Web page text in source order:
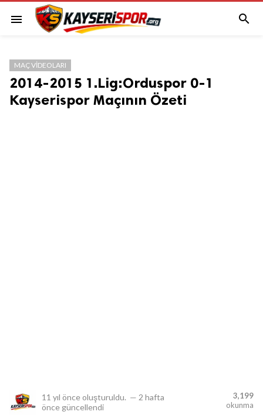
menu 
MAÇ VIDEOLARI
2014-2015 1.Lig:Orduspor 0-1
Kayserispor Maçının Özeti
11 yıl önce oluşturuldu. — 2 hafta
önce güncellendi
3,199
okunma